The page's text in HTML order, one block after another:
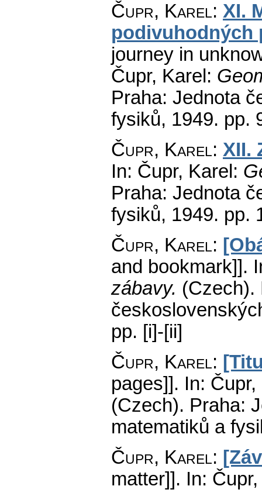
Čupr, Karel: XI.
podivuhodných
journey in
Čupr, Karel:
Praha: Jednota
fysiků, 1949. pp.
Čupr, Karel: XII.
In: Čupr, Karel:
Praha: Jednota
fysiků, 1949. pp.
Čupr, Karel:
and bookmark]].
zábavy. (Czech).
pp. [i]-[ii]
Čupr, Karel:
pages]]. In:
(Czech). Praha:
matematiků a
Čupr, Karel:
matter]]. In: